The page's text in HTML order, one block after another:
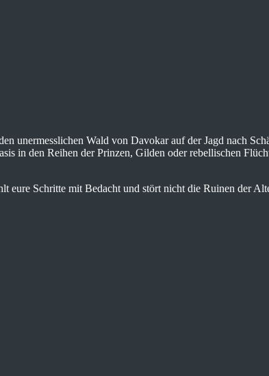
unermesslichen Wald von Davokar auf der Jagd nach
in den Reihen der Prinzen, Gilden oder rebellischen
eure Schritte mit Bedacht und stört nicht die Ruinen der